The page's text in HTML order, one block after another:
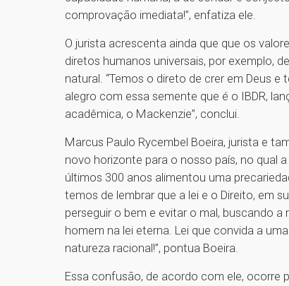
comprovação imediata!”, enfatiza ele.
O jurista acrescenta ainda que que os
diretos humanos universais, por exemplo,
natural. “Temos o direto de crer em Deus
alegro com essa semente que é o IBDR,
acadêmica, o Mackenzie”, conclui.
Marcus Paulo Rycembel Boeira, jurista e
novo horizonte para o nosso país, no qual
últimos 300 anos alimentou uma
temos de lembrar que a lei e o Direito, em
perseguir o bem e evitar o mal, buscando
homem na lei eterna. Lei que convida a
natureza racional!”, pontua Boeira.
Essa confusão, de acordo com ele, ocorre